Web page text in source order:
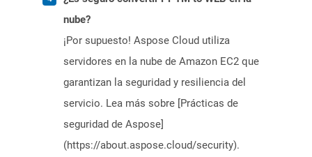
nube?
¡Por supuesto! Aspose Cloud utiliza
servidores en la nube de Amazon EC2 que
garantizan la seguridad y resiliencia del
servicio. Lea más sobre [Prácticas de
seguridad de Aspose]
(https://about.aspose.cloud/security).